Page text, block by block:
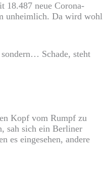
18.487 neue Corona-
unheimlich. Da wird wohl
Schade, steht
Kopf vom Rumpf zu
sah sich ein Berliner
es eingesehen, andere